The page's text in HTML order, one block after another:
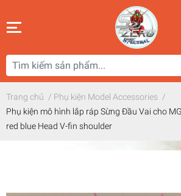
Trang chủ / Phụ kiện Model Accessories /
Phụ kiện mô hình lắp ráp Sừng Đầu Vai cho
red blue Head V-fin shoulder